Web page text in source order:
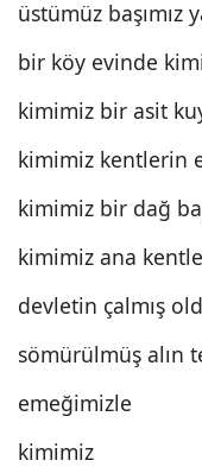
üstümüz başımız
bir köy evinde
kimimiz bir asit
kimimiz kentlerin
kimimiz bir dağ
kimimiz ana
devletin çalmış
sömürülmüş alın
emeğimizle
kimimiz